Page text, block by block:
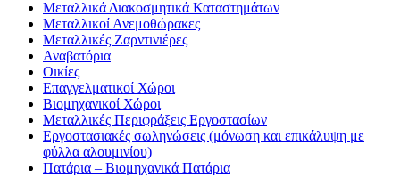
Μεταλλικά Διακοσμητικά Καταστημάτων
Μεταλλικοί Ανεμοθώρακες
Μεταλλικές Ζαρντινιέρες
Αναβατόρια
Οικίες
Επαγγελματικοί Χώροι
Βιομηχανικοί Χώροι
Μεταλλικές Περιφράξεις Εργοστασίων
Εργοστασιακές σωληνώσεις (μόνωση και επικάλυψη με
φύλλα αλουμινίου)
Πατάρια – Βιομηχανικά Πατάρια